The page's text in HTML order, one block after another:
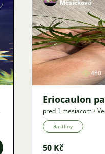
Měsíčková
480
Eriocaulon
pred 1 mesiacom •
•Ponuka
Rastliny
50 Kč